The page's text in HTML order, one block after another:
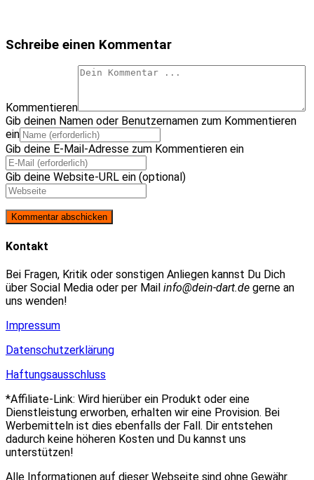
Schreibe einen Kommentar
Kommentieren
Gib deinen Namen oder Benutzernamen zum Kommentieren
ein
Gib deine E-Mail-Adresse zum Kommentieren ein
Gib deine Website-URL ein (optional)
Kontakt
Bei Fragen, Kritik oder sonstigen Anliegen kannst Du Dich
über Social Media oder per Mail info@dein-dart.de gerne an
uns wenden!
Impressum
Datenschutzerklärung
Haftungsausschluss
*Affiliate-Link: Wird hierüber ein Produkt oder eine
Dienstleistung erworben, erhalten wir eine Provision. Bei
Werbemitteln ist dies ebenfalls der Fall. Dir entstehen
dadurch keine höheren Kosten und Du kannst uns
unterstützen!
Alle Informationen auf dieser Webseite sind ohne Gewähr.